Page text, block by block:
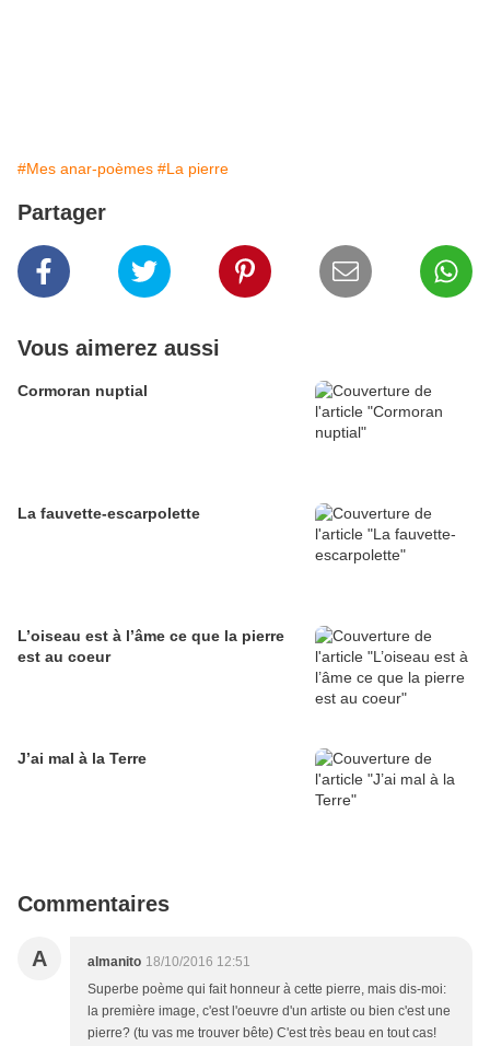
#Mes anar-poèmes #La pierre
Partager
Vous aimerez aussi
Cormoran nuptial
La fauvette-escarpolette
L’oiseau est à l’âme ce que la pierre
est au coeur
J’ai mal à la Terre
Commentaires
A almanito 18/10/2016 12:51
Superbe poème qui fait honneur à cette pierre, mais dis-moi:
la première image, c'est l'oeuvre d'un artiste ou bien c'est une
pierre? (tu vas me trouver bête) C'est très beau en tout cas!